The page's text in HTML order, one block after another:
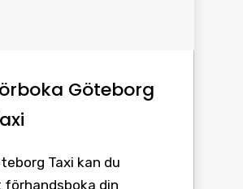
Göteborg
Taxi kan du
förhandsboka din